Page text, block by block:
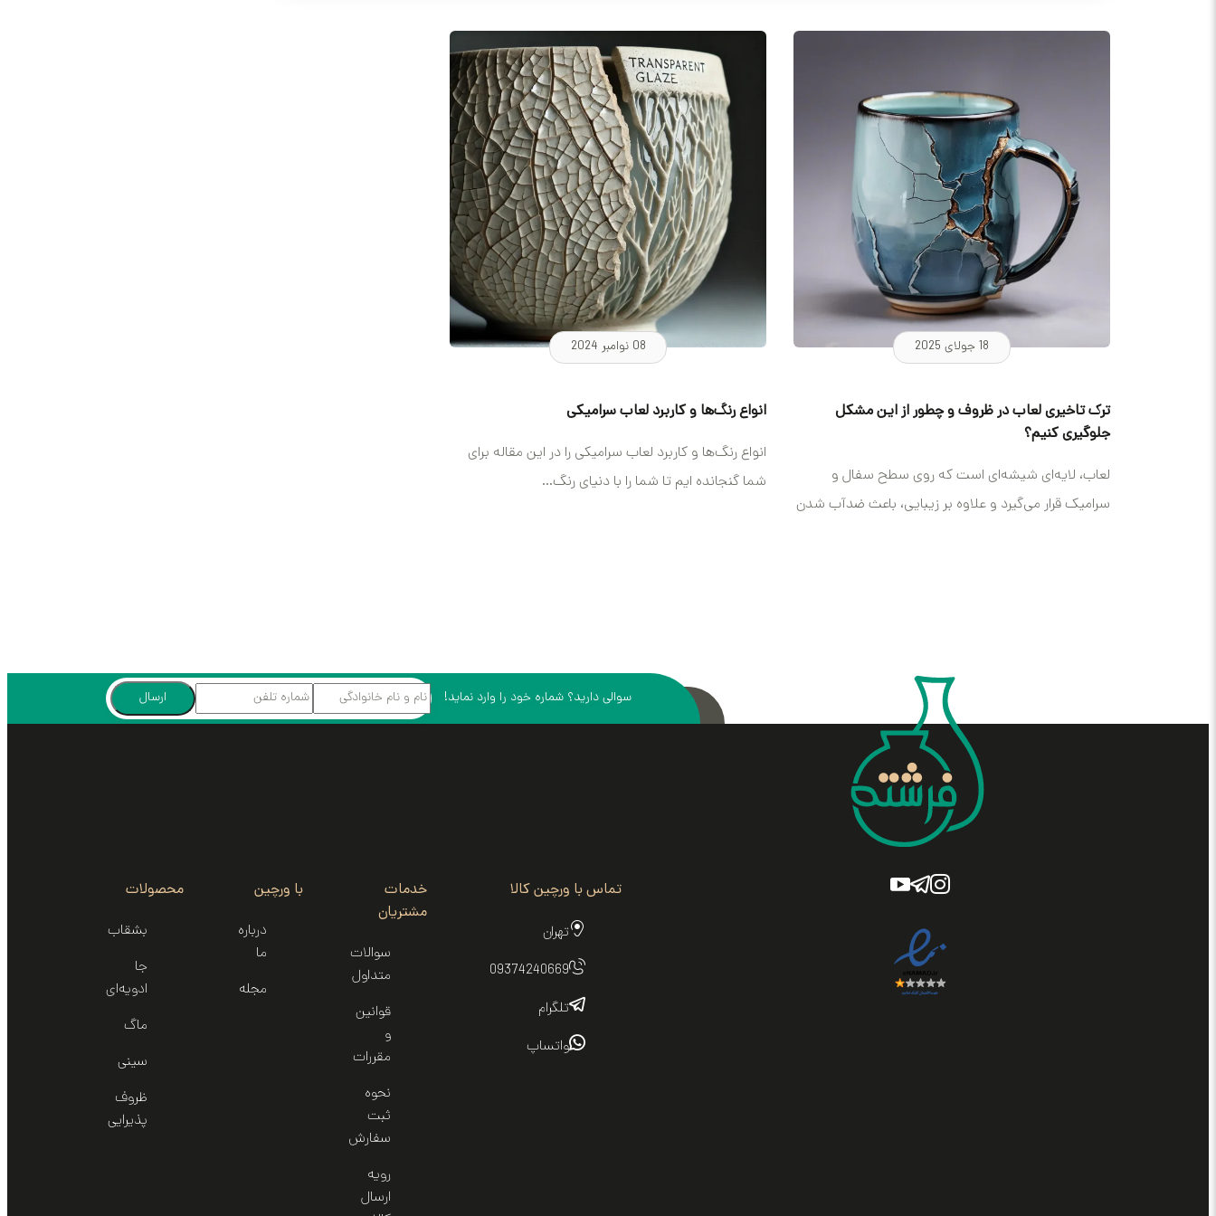
18 جولای 2025
ترک تاخیری لعاب در ظروف و چطور از این مشکل
جلوگیری کنیم؟
لعاب، لایه‌ای شیشه‌ای است که روی سطح سفال و
سرامیک قرار می‌گیرد و علاوه بر زیبایی، باعث ضدآب شدن
08 نوامبر 2024
انواع رنگ‌ها و کاربرد لعاب‌ سرامیکی
انواع رنگ‌ها و کاربرد لعاب‌ سرامیکی را در این مقاله برای
شما گنجانده ایم تا شما را با دنیای رنگ...
سوالی دارید؟ شماره خود را وارد نماید! ارسال
تماس با ورچین کالا
تهران
09374240669
تلگرام
واتساپ
خدمات
مشتریان
سوالات
متداول
قوانین
و
مقررات
نحوه
ثبت
سفارش
رویه
ارسال
با ورچین
درباره
ما
مجله
محصولات
بشقاب
جا
ادویه‌ای
ماگ
سینی‌
ظروف
پذیرایی